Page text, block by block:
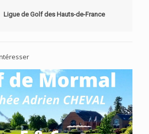
Ligue de Golf des Hauts-de-France